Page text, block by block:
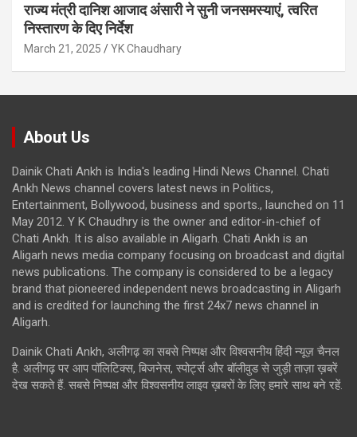
राज्य मंत्री दानिश आजाद अंसारी ने सुनी जनसमस्याएं, त्वरित
निस्तारण के दिए निर्देश
March 21, 2025 YK Chaudhary
About Us
Dainik Chati Ankh is India's leading Hindi News Channel. Chati
Ankh News channel covers latest news in Politics,
Entertainment, Bollywood, business and sports., launched on 11
May 2012. Y K Chaudhry is the owner and editor-in-chief of
Chati Ankh. It is also available in Aligarh. Chati Ankh is an
Aligarh news media company focusing on broadcast and digital
news publications. The company is considered to be a legacy
brand that pioneered independent news broadcasting in Aligarh
and is credited for launching the first 24x7 news channel in
Aligarh.
Dainik Chati Ankh, अलीगढ़ का सबसे निष्पक्ष और विश्वसनीय हिंदी न्यूज़ चैनल
है. अलीगढ़ पर आप पॉलिटिक्स, बिजनेस, स्पोर्ट्स और बॉलीवुड से जुड़ी ताज़ा ख़बरें
देख सकते हैं. सबसे निष्पक्ष और विश्वसनीय लाइव ख़बरों के लिए हमारे साथ बने रहें.